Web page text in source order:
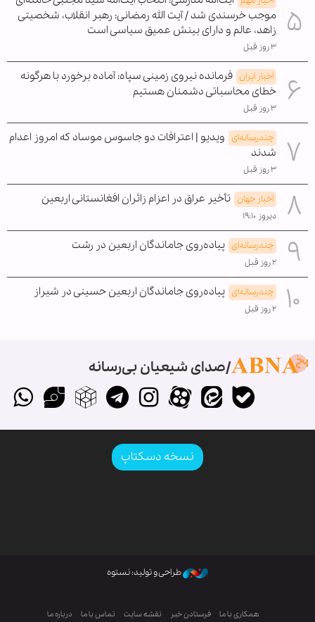
موجب خرسندی شد / آیت الله رمضانی: رهبر انقلاب، شخصیتی
زاهد، عالم و دارای بینش عمیق سیاسی است
۳ روز قبل
اخبار ایران فرمانده نیروی زمینی سپاه: آماده برخورد با هرگونه
خطای محاسباتی دشمنان هستیم
۳ روز قبل
چندرسانه‌ای ویدیو | اعترافات دو جاسوس موساد که امروز اعدام
شدند
۳ روز قبل
اخبار جهان تأخیر عراق در اعزام زائران افغانستانی اربعین
دیروز ۱۹:۱۰
چندرسانه‌ای پیاده‌روی جاماندگان اربعین در رشت
۲ روز قبل
چندرسانه‌ای پیاده‌روی جاماندگان اربعین حسینی در شیراز
۲ روز قبل
صدای شیعیان بی‌رسانه
نسخه دسکتاپ
طراحی و تولید: نستوه
همکاری با ما فرستادن خبر نقشه سایت تماس با ما درباره ما